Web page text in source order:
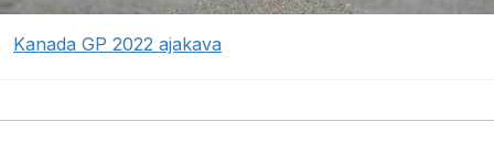
Kanada GP 2022 ajakava